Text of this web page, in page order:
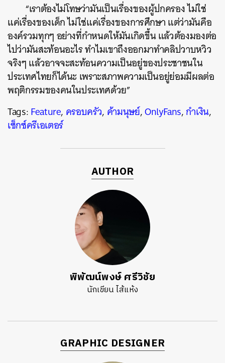
“เราต้องไม่โทษว่ามันเป็นเรื่องของผู้ปกครอง ไม่ใช่
แค่เรื่องของเด็ก ไม่ใช่แค่เรื่องของการศึกษา แต่ว่ามันคือ
องค์รวมทุกๆ อย่างที่กำหนดให้มันเกิดขึ้น แล้วต้องมองต่อ
ไปว่ามันสะท้อนอะไร ทำไมเขาถึงออกมาทำคลิปวาบหวิว
จริงๆ แล้วอาจจะสะท้อนความเป็นอยู่ของประชาชนใน
ประเทศไทยก็ได้นะ เพราะสภาพความเป็นอยู่ย่อมมีผลต่อ
พฤติกรรมของคนในประเทศด้วย”
Tags:Feature, ครอบครัว, ค้ามนุษย์,OnlyFans,กำเงิน,
เซ็กซ์ครีเอเตอร์
AUTHOR
พิพัฒน์พงษ์ ศรีวิชัย
นักเขียน ไส้แห้ง
GRAPHIC DESIGNER